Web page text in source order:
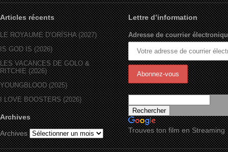
Articles récents
LE ROYAUME D’ORÏSHA (2027)
IS GOD IS (2026)
LES VACANCES DE GOLO &
RITCHIE (2026)
YOUNGBLOOD (2025)
I LOVE BOOSTERS (2026)
Archives
Archives
Lettre d’information
Adresse de courrier
Trouves ton film en Streaming